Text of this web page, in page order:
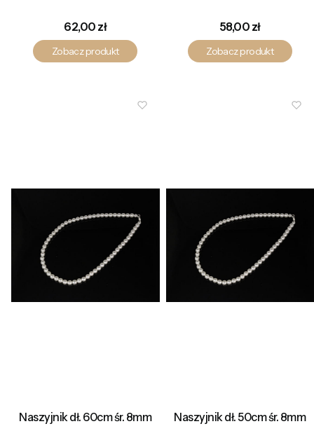
Cena
62,00 zł
Zobacz produkt
Cena
58,00 zł
Zobacz produkt
Naszyjnik dł. 60cm śr. 8mm Naszyjnik dł. 50cm śr. 8mm